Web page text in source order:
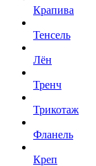
Крапива
Тенсель
Лён
Тренч
Трикотаж
Фланель
Креп